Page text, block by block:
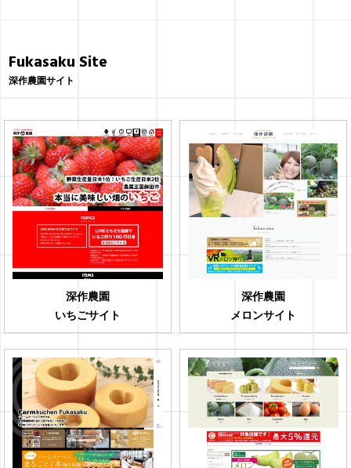
Fukasaku Site
深作農園サイト
深作農園
いちごサイト
深作農園
メロンサイト